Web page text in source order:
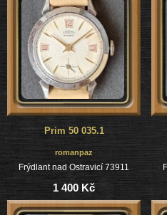
Prim 50 035.1
romanpaz
Frýdlant nad Ostravicí 73911
1 400 Kč